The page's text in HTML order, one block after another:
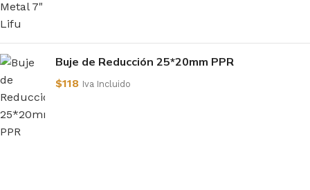
Buje de Reducción 25*20mm PPR
$118 Iva Incluido